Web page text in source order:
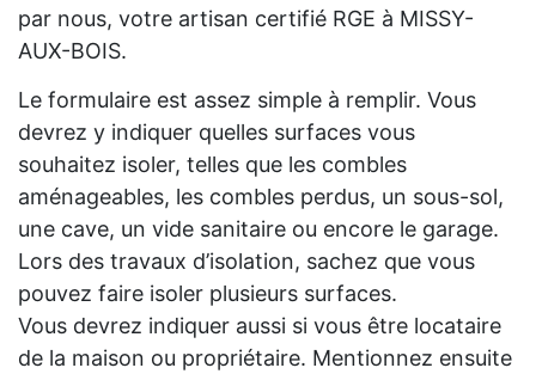
par nous, votre artisan certifié RGE à MISSY-
AUX-BOIS.
Le formulaire est assez simple à remplir. Vous
devrez y indiquer quelles surfaces vous
souhaitez isoler, telles que les combles
aménageables, les combles perdus, un sous-sol,
une cave, un vide sanitaire ou encore le garage.
Lors des travaux d’isolation, sachez que vous
pouvez faire isoler plusieurs surfaces.
Vous devrez indiquer aussi si vous être locataire
de la maison ou propriétaire. Mentionnez ensuite